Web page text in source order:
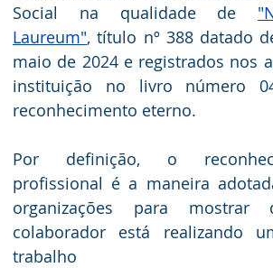
Social na qualidade de
Laureum", título nº 388 datado
maio de 2024 e registrados nos
instituição no livro número
reconhecimento eterno.
Por definição, o
profissional é a maneira
organizações para
colaborador está realizando
trabalho